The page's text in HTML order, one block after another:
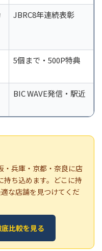
JBRC8年連続表彰
5個まで・500P特典
BIC WAVE発信・駅近
・兵庫・京都・奈良に店
ち込めます。どこに持
な店舗を見つけてくだ
比較を見る